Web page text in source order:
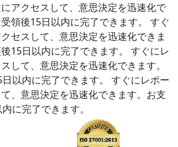
アクセスして、意思決定を迅速化で
領後15日以内に完了できます。
すぐ
セスして、意思決定を迅速化できま
15日以内に完了できます。
すぐにレ
して、意思決定を迅速化できます。
以内に完了できます。
すぐにレポー
、意思決定を迅速化できます。お支
に完了できます。